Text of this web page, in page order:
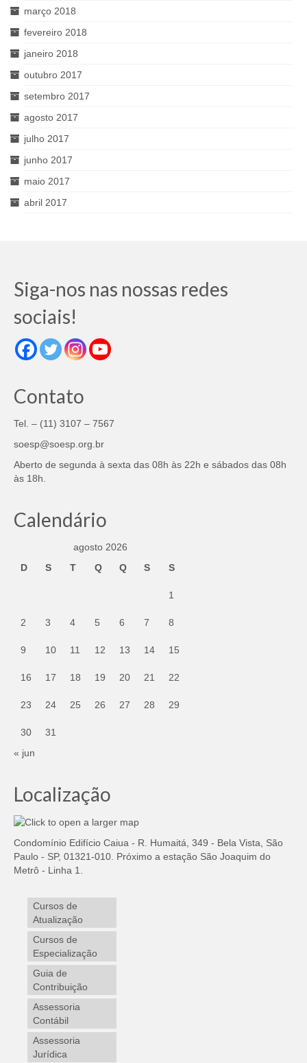
março 2018
fevereiro 2018
janeiro 2018
outubro 2017
setembro 2017
agosto 2017
julho 2017
junho 2017
maio 2017
abril 2017
Siga-nos nas nossas redes
sociais!
Contato
Tel. – (11) 3107 – 7567
soesp@soesp.org.br
Aberto de segunda à sexta das 08h às 22h e sábados das 08h
às 18h.
Calendário
agosto 2026
D
S T Q Q S S
1
2 3 4 5 6 7 8
9 10 11 12 13 14 15
16 17 18 19 20 21 22
23 24 25 26 27 28 29
30
31
« jun
Localização
Condomínio Edifício Caiua - R. Humaitá, 349 - Bela Vista, São
Paulo - SP, 01321-010. Próximo a estação São Joaquim do
Metrô - Linha 1.
Cursos de
Atualização
Cursos de
Especialização
Guia de
Contribuição
Assessoria
Contábil
Assessoria
Jurídica